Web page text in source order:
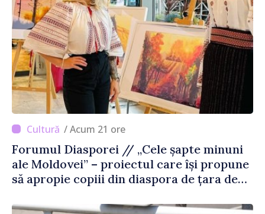
/ Acum 21 ore
Forumul Diasporei // „Cele șapte minuni
ale Moldovei” – proiectul care își propune
să apropie copiii din diaspora de țara de